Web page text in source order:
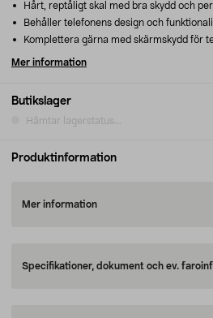
Butikslager
Hämtar lagerstatus...
Hårt, reptåligt skal med bra skydd och
Behåller telefonens design och
Komplettera gärna med skärmskydd för
Mer information
Produktinformation
Mer information
Specifikationer, dokument och ev.